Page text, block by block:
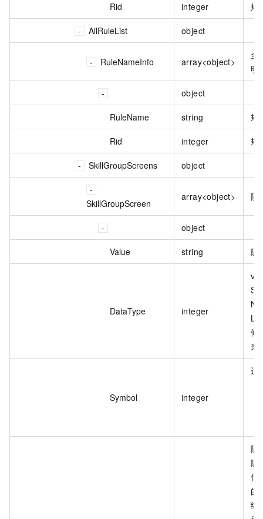
Rid integer 规
AllRuleList object
RuleNameInfo array<object>
全
明
object
RuleName string 规
Rid integer 规
SkillGroupScreens object
SkillGroupScreen
array<object> 随
object
Value string 随
DataType integer
候
来
Symbol integer
运
随
随
传
的
结